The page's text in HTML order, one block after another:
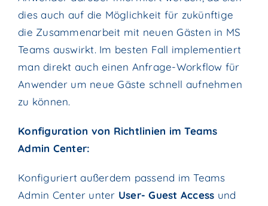
dies auch auf die Möglichkeit für zukünftige
die Zusammenarbeit mit neuen Gästen in MS
Teams auswirkt. Im besten Fall implementiert
man direkt auch einen Anfrage-Workflow für
Anwender um neue Gäste schnell aufnehmen
zu können.
Konfiguration von Richtlinien im Teams
Admin Center:
Konfiguriert außerdem passend im Teams
Admin Center unter User- Guest Access und